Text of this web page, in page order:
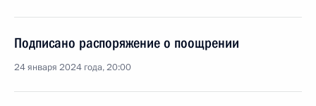
Подписано распоряжение о поощрении
24 января 2024 года, 20:00